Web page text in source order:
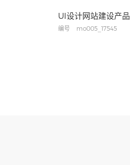
UI设计网站建设产品
编号 mo005_17545